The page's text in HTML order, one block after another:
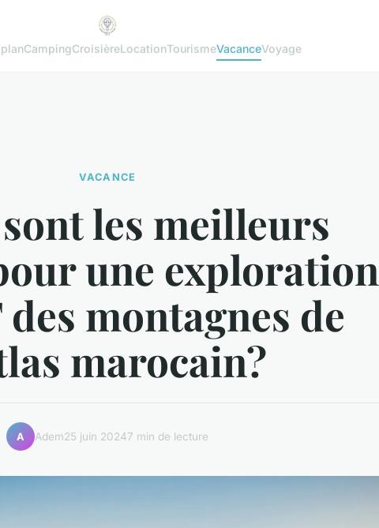
CampingCroisièreLocationTourismeVacanceVoyage
VACANCE
les meilleurs
une exploration
des montagnes de
marocain?
A Adem25 juin 20247 min de lecture